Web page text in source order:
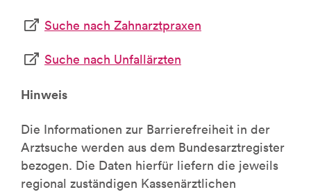
Suche nach Zahnarztpraxen
Suche nach Unfallärzten
Hinweis
Die Informationen zur Barrierefreiheit in der
Arztsuche werden aus dem Bundesarztregister
bezogen. Die Daten hierfür liefern die jeweils
regional zuständigen Kassenärztlichen